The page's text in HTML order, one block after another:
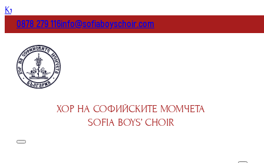
Към основното съдържание
0878 279 116info@sofiaboyschoir.com
ХОР НА СОФИЙСКИТЕ МОМЧЕТА
SOFIA BOYS’ CHOIR